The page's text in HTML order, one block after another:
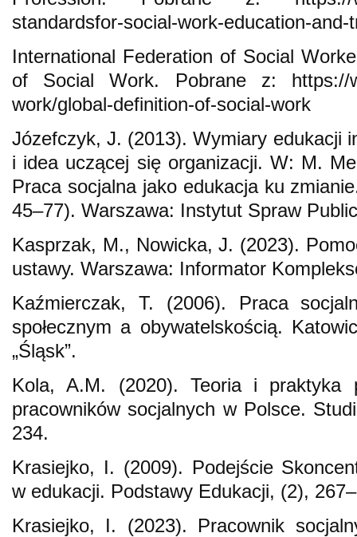
standardsfor-social-work-education-and-
International Federation of Social
of Social Work. Pobrane z: https://
work/global-definition-of-social-work
Józefczyk, J. (2013). Wymiary edukacji
i idea uczącej się organizacji. W: M.
Praca socjalna jako edukacja ku
45–77). Warszawa: Instytut Spraw
Kasprzak, M., Nowicka, J. (2023).
ustawy. Warszawa: Informator
Kaźmierczak, T. (2006). Praca
społecznym a obywatelskością.
„Śląsk”.
Kola, A.M. (2020). Teoria i praktyka
pracowników socjalnych w Polsce.
234.
Krasiejko, I. (2009). Podejście
w edukacji. Podstawy Edukacji, (2),
Krasiejko, I. (2023). Pracownik